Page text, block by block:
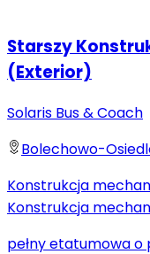
Starszy
(Exterior)
Solaris Bus & Coach
Bolechowo-
Konstrukcja
Konstrukcja
pełny etatumowa o